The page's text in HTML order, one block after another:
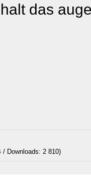
das
Downloads: 2 810)